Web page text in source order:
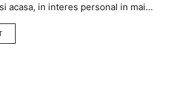
acasa, in interes personal in mai…